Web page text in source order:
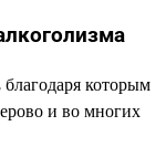
которым
и во многих